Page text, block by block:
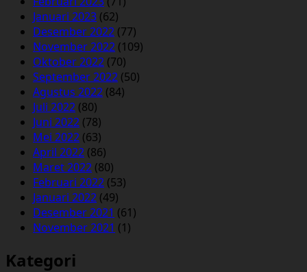
Januari 2023 (62)
Desember 2022 (77)
November 2022 (109)
Oktober 2022 (70)
September 2022 (50)
Agustus 2022 (84)
Juli 2022 (80)
Juni 2022 (78)
Mei 2022 (63)
April 2022 (86)
Maret 2022 (80)
Februari 2022 (53)
Januari 2022 (49)
Desember 2021 (61)
November 2021 (1)
Kategori